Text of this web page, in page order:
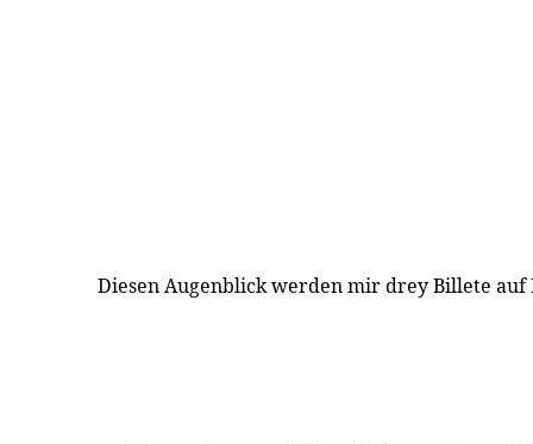
Diesen Augenblick werden mir drey Billete auf